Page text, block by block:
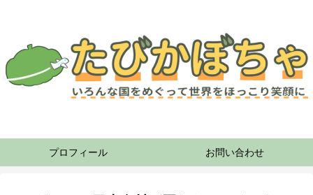
プロフィール お問い合わせ